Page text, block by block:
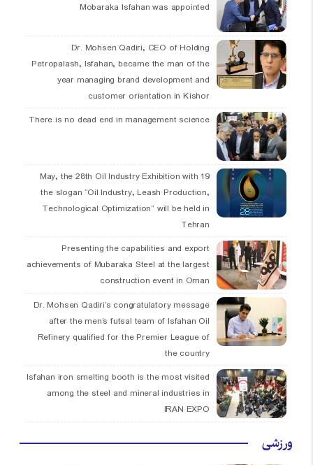
Mobaraka Isfahan was appointed
Dr. Mohsen Qadiri, CEO of Holding
Petropalash, Isfahan, became the man of the
year managing brand development and
customer orientation in Kishor
There is no dead end in management science
19 May, the 28th Oil Industry Exhibition with
the slogan “Oil Industry, Leash Production,
Technological Optimization” will be held in
Tehran
Presenting the capabilities and export
achievements of Mubaraka Steel at the largest
construction event in Oman
Dr. Mohsen Qadiri’s congratulatory message
after the men’s futsal team of Isfahan Oil
Refinery qualified for the Premier League of
the country
Isfahan iron smelting booth is the most visited
among the steel and mineral industries in
IRAN EXPO
ورزشی